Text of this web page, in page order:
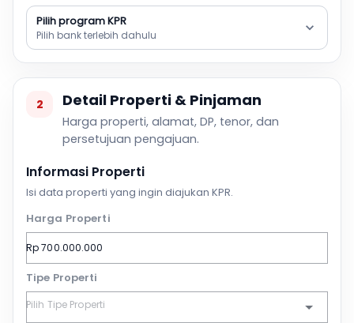
Pilih program KPR
Pilih bank terlebih dahulu
2 Detail Properti & Pinjaman
Harga properti, alamat, DP, tenor, dan
persetujuan pengajuan.
Informasi Properti
Isi data properti yang ingin diajukan KPR.
Harga Properti
Tipe Properti